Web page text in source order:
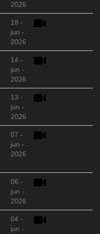
2026
18 -
jun -
2026
14 -
jun -
2026
13 -
jun -
2026
07 -
jun -
2026
06 -
jun -
2026
04 -
jun -